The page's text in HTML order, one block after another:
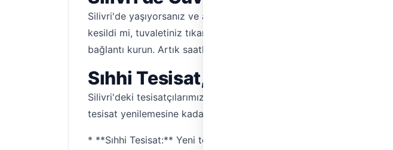
Silivri'de yaşıyorsanız ve acil bir tesisat sorunuyla karşı
kesildi mi, tuvaletiniz tıkanmış mı, yoksa yeni bir banyo yapmak
bağlantı kurun. Artık saatlerce telefonla arama yapmanıza gerek
Sıhhi Tesisat, Tıkanıklık Açma ve
Silivri'deki tesisatçılarımız, ev ve iş yerlerinizdeki tüm sıhhi tesisat
tesisat yenilemesine kadar her türlü işi profesyonelce hallederler.
* **Sıhhi Tesisat:** Yeni tesisat kurulumu, mevcut tesisat onarımı